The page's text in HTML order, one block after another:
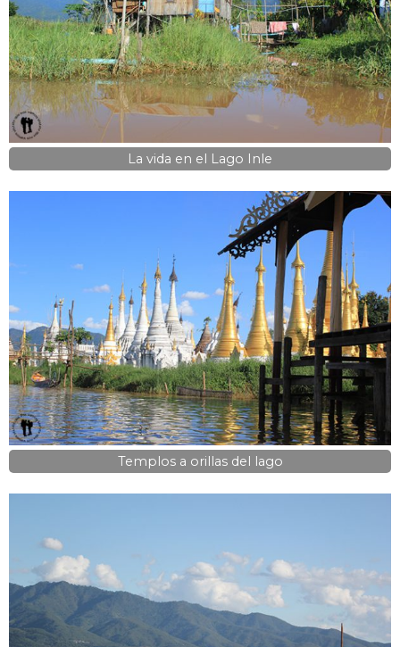
La vida en el Lago Inle
Templos a orillas del lago